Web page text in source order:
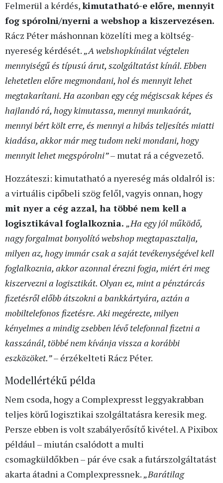
Felmerül a kérdés,kimutatható-e előre, mennyit
fog spórolni/nyerni a webshop a kiszervezésen.
Rácz Péter máshonnan közelíti meg a költség-
nyereség kérdését.„A webshopkínálat végtelen
mennyiségű és típusú árut, szolgáltatást kínál. Ebben
lehetetlen előre megmondani, hol és mennyit lehet
megtakarítani. Ha azonban egy cég mégiscsak képes és
hajlandó rá, hogy kimutassa, mennyi munkaórát,
mennyi bért költ erre, és mennyi a hibás teljesítés miatti
kiadása, akkor már meg tudom neki mondani, hogy
mennyit lehet megspórolni”– mutat rá a cégvezető.
Hozzáteszi: kimutatható a nyereség más oldalról is:
a virtuális cipőbeli szög felől, vagyis onnan, hogy
mit nyer a cég azzal, ha többé nem kell a
logisztikával foglalkoznia. „Ha egy jól működő,
nagy forgalmat bonyolító webshop megtapasztalja,
milyen az, hogy immár csak a saját tevékenységével kell
foglalkoznia, akkor azonnal érezni fogja, miért éri meg
kiszervezni a logisztikát. Olyan ez, mint a pénztárcás
fizetésről előbb átszokni a bankkártyára, aztán a
mobiltelefonos fizetésre. Aki megérezte, milyen
kényelmes a mindig zsebben lévő telefonnal fizetni a
kasszánál, többé nem kívánja vissza a korábbi
eszközöket.”– érzékelteti Rácz Péter.
Modellértékű példa
Nem csoda, hogy a Complexpresst leggyakrabban
teljes körű logisztikai szolgáltatásra keresik meg.
Persze ebben is volt szabályerősítő kivétel. A Pixibox
például – miután csalódott a multi
csomagküldőkben – pár éve csak a futárszolgáltatást
akarta átadni a Complexpressnek.„Barátilag